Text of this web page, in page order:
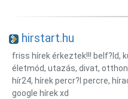
hirstart.hu
friss hírek érkeztek!!! belf?ld,
életmód, utazás, divat,
hír24, hírek percr?l percre,
google hírek xd